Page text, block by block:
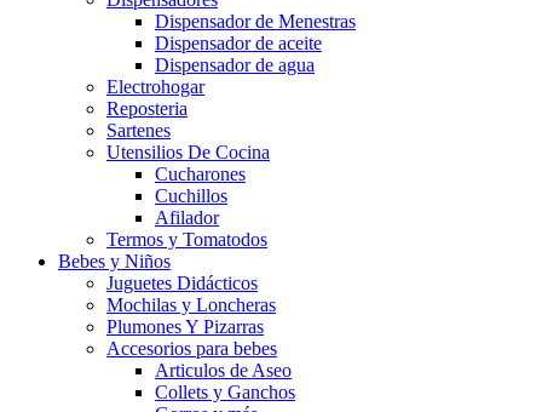
Dispensador de Menestras
Dispensador de aceite
Dispensador de agua
Electrohogar
Reposteria
Sartenes
Utensilios De Cocina
Cucharones
Cuchillos
Afilador
Termos y Tomatodos
Bebes y Niños
Juguetes Didácticos
Mochilas y Loncheras
Plumones Y Pizarras
Accesorios para bebes
Articulos de Aseo
Collets y Ganchos